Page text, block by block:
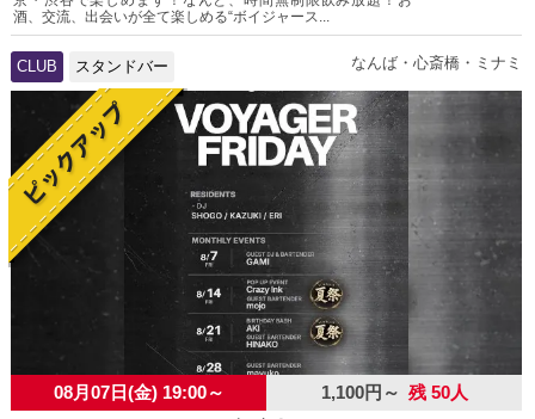
酒、交流、出会いが全て楽しめる“ボイジャース...
CLUB スタンドバー なんば・心斎橋・ミナミ
08月07日(金) 19:00～ 1,100円～ 残 50人